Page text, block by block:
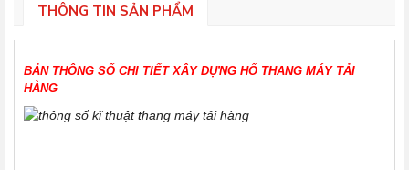
THÔNG TIN SẢN PHẨM
BẢN THÔNG SỐ CHI TIẾT XÂY DỰNG HỐ THANG MÁY TẢI
HÀNG